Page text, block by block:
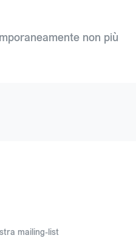
non più
mailing-list